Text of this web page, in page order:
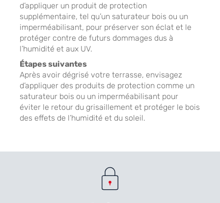
d’appliquer un produit de protection
supplémentaire, tel qu’un saturateur bois ou un
imperméabilisant, pour préserver son éclat et le
protéger contre de futurs dommages dus à
l’humidité et aux UV.
Étapes suivantes
Après avoir dégrisé votre terrasse, envisagez
d’appliquer des produits de protection comme un
saturateur bois ou un imperméabilisant pour
éviter le retour du grisaillement et protéger le bois
des effets de l’humidité et du soleil.